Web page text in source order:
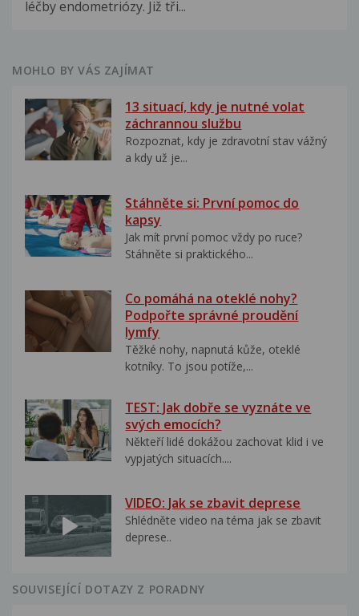
léčby endometriózy. Již tři...
MOHLO BY VÁS ZAJÍMAT
13 situací, kdy je nutné volat
záchrannou službu
Rozpoznat, kdy je zdravotní stav vážný
a kdy už je...
Stáhněte si: První pomoc do
kapsy
Jak mít první pomoc vždy po ruce?
Stáhněte si praktického...
Co pomáhá na oteklé nohy?
Podpořte správné proudění
lymfy
Těžké nohy, napnutá kůže, oteklé
kotníky. To jsou potíže,...
TEST: Jak dobře se vyznáte ve
svých emocích?
Někteří lidé dokážou zachovat klid i ve
vypjatých situacích....
VIDEO: Jak se zbavit deprese
Shlédněte video na téma jak se zbavit
deprese..
SOUVISEJÍCÍ DOTAZY Z PORADNY